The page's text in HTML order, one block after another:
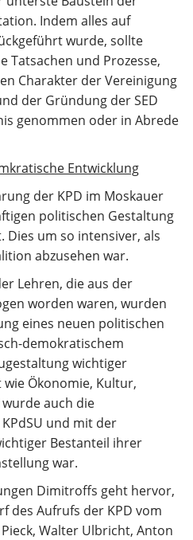
Indem alles auf
wurde, sollte
Tatsachen und Prozesse,
Charakter der Vereinigung
der Gründung der SED
genommen oder in Abrede
Entwicklung
der KPD im Moskauer
politischen Gestaltung
Dies um so intensiver, als
abzusehen war.
Lehren, die aus der
worden waren, wurden
eines neuen politischen
demokratischem
wichtiger
Ökonomie, Kultur,
auch die
und mit der
Bestanteil ihrer
war.
Dimitroffs geht hervor,
des Aufrufs der KPD vom
Walter Ulbricht, Anton